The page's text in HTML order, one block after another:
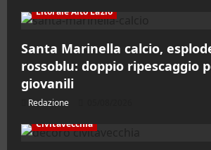
Litorale Alto Lazio
Santa Marinella calcio,
rossoblu: doppio ripescaggio
giovanili
Redazione
Civitavecchia